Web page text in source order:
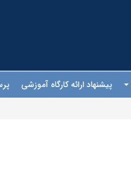
پیشنهاد ارائه کارگاه آموزشی